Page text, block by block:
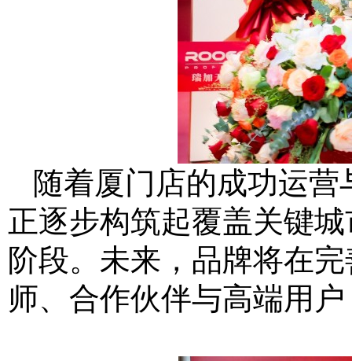
随着厦门店的成功运
正逐步构筑起覆盖关键
阶段。未来，品牌将在
师、合作伙伴与高端用